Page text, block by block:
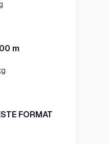
m
FORMAT